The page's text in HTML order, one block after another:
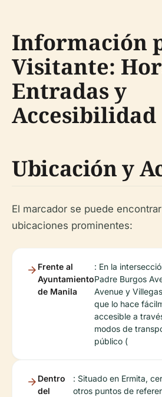
Información
Visitante:
Entradas y
Accesibilidad
Ubicación y
El marcador se puede
ubicaciones prominentes:
Frente al
Ayuntamiento
de Manila
: En la
Padre Burgos
Avenue y
que lo hace
accesible a
modos de
público (
Dentro
del
: Situado en Ermita,
otros puntos de